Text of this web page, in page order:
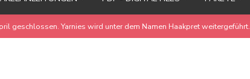
geschlossen. Yarnies wird unter dem Namen Haakpret weitergeführt.